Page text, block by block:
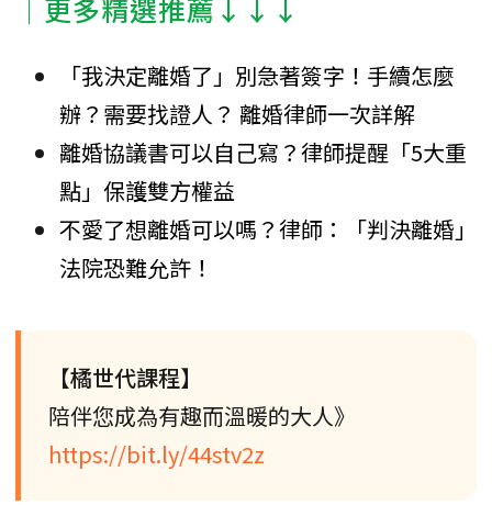
│更多精選推薦↓↓↓
「我決定離婚了」別急著簽字！手續怎麼
辦？需要找證人？ 離婚律師一次詳解
離婚協議書可以自己寫？律師提醒「5大重
點」保護雙方權益
不愛了想離婚可以嗎？律師：「判決離婚」
法院恐難允許！
【橘世代課程】
陪伴您成為有趣而溫暖的大人》
https://bit.ly/44stv2z